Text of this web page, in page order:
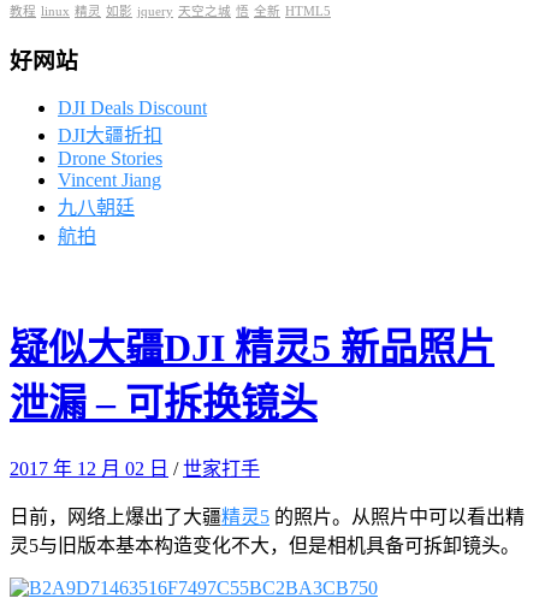
教程 linux 精灵 如影 jquery 天空之城 悟 全新 HTML5
好网站
DJI Deals Discount
DJI大疆折扣
Drone Stories
Vincent Jiang
九八朝廷
航拍
疑似大疆DJI 精灵5 新品照片
泄漏 – 可拆换镜头
2017 年 12 月 02 日 /世家打手
日前，网络上爆出了大疆精灵5 的照片。从照片中可以看出精
灵5与旧版本基本构造变化不大，但是相机具备可拆卸镜头。